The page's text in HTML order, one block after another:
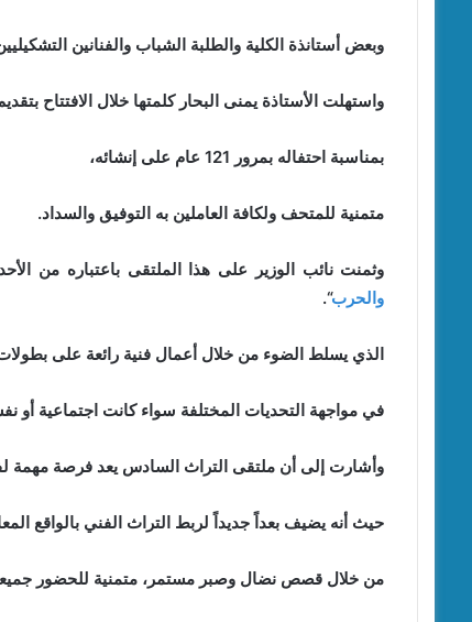
وبعض أستانذة الكلية والطلبة الشباب والفنانين
واستهلت الأستاذة يمنى البحار كلمتها خلال الافتتاح
بمناسبة احتفاله بمرور 121 عام على إنشائه،
متمنية للمتحف ولكافة العاملين به التوفيق والسداد.
وثمنت نائب الوزير على هذا الملتقى باعتباره من
والحرب“.
الذي يسلط الضوء من خلال أعمال فنية رائعة على
في مواجهة التحديات المختلفة سواء كانت اجتماعية أو
وأشارت إلى أن ملتقى التراث السادس يعد فرصة مهمة
حيث أنه يضيف بعداً جديداً لربط التراث الفني بالواقع
من خلال قصص نضال وصبر مستمر، متمنية للحضور جميعاً